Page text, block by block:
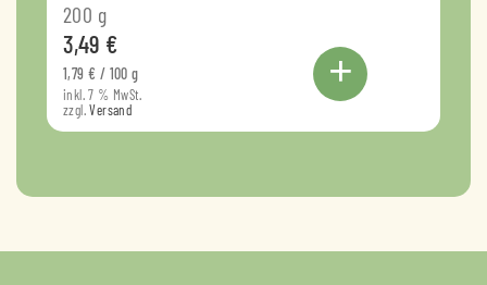
200 g
3,49 €
1,79 € / 100 g
inkl. 7 % MwSt.
zzgl.Versand
+